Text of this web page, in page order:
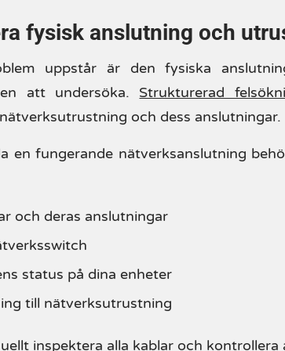
fysisk anslutning och
uppstår är den fysiska
att undersöka. Strukturerad
och dess anslutningar.
en fungerande nätverksanslutning
och deras anslutningar
status på dina enheter
till nätverksutrustning
inspektera alla kablar och kontrollera